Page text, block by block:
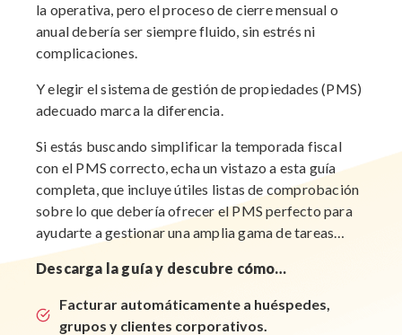
la operativa, pero el proceso de cierre mensual o
anual debería ser siempre fluido, sin estrés ni
complicaciones.
Y elegir el sistema de gestión de propiedades (PMS)
adecuado marca la diferencia.
Si estás buscando simplificar la temporada fiscal
con el PMS correcto, echa un vistazo a esta guía
completa, que incluye útiles listas de comprobación
sobre lo que debería ofrecer el PMS perfecto para
ayudarte a gestionar una amplia gama de tareas…
Descarga la guía y descubre cómo…
Facturar automáticamente a huéspedes,
grupos y clientes corporativos.